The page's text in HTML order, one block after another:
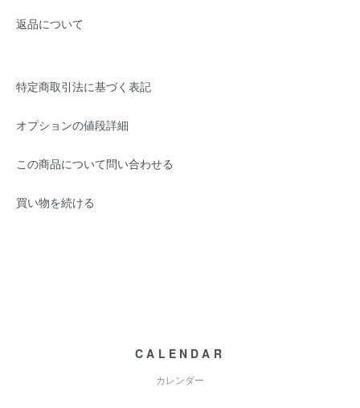
返品について
特定商取引法に基づく表記
オプションの値段詳細
この商品について問い合わせる
買い物を続ける
CALENDAR
カレンダー